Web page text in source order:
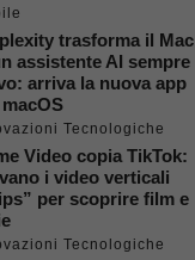
trasforma il Mac
assistente AI sempre
arriva la nuova app
Tecnologiche
Video copia TikTok:
i video verticali
per scoprire film e
Tecnologiche